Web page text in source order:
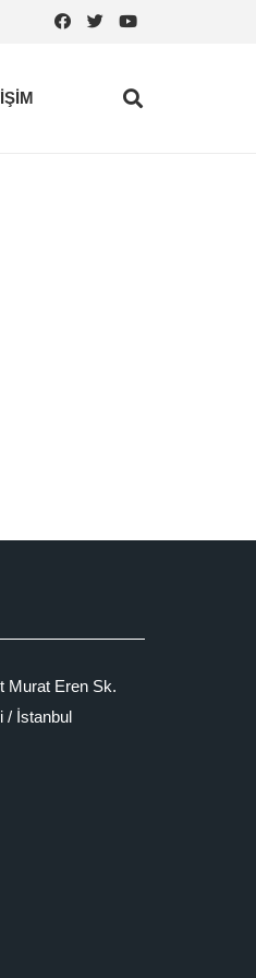
Murat Eren Sk.
/ İstanbul